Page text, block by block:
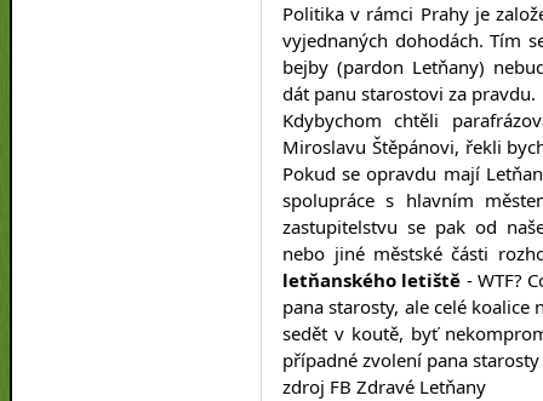
Politika v rámci Prahy je
vyjednaných dohodách. Tím
bejby (pardon Letňany)
dát panu starostovi za pravdu.
Kdybychom chtěli
Miroslavu Štěpánovi, řekli
Pokud se opravdu mají
spolupráce s hlavním
zastupitelstvu se pak od
nebo jiné městské části
letňanského letiště - WTF?
pana starosty, ale celé
sedět v koutě, byť
případné zvolení pana
zdroj FB Zdravé Letňany